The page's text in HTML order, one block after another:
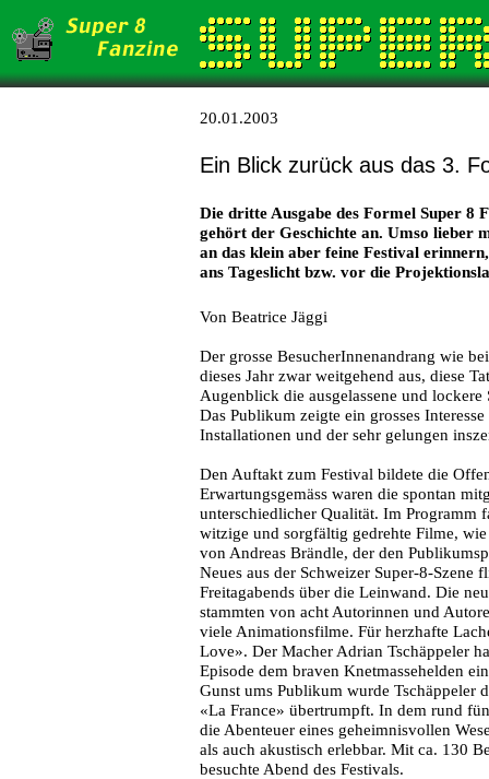
20.01.2003
Ein Blick zurück aus das 3.
Die dritte Ausgabe des Formel Super 8
gehört der Geschichte an. Umso lieber
an das klein aber feine Festival
ans Tageslicht bzw. vor die
Von Beatrice Jäggi
Der grosse BesucherInnenandrang wie
dieses Jahr zwar weitgehend aus, diese
Augenblick die ausgelassene und
Das Publikum zeigte ein grosses
Installationen und der sehr gelungen
Den Auftakt zum Festival bildete die
Erwartungsgemäss waren die spontan
unterschiedlicher Qualität. Im Programm
witzige und sorgfältig gedrehte Filme,
von Andreas Brändle, der den
Neues aus der Schweizer Super-8-Szene
Freitagabends über die Leinwand. Die
stammten von acht Autorinnen und
viele Animationsfilme. Für herzhafte
Love». Der Macher Adrian Tschäppeler
Episode dem braven Knetmassehelden
Gunst ums Publikum wurde Tschäppeler
«La France» übertrumpft. In dem rund
die Abenteuer eines geheimnisvollen
als auch akustisch erlebbar. Mit ca. 130
besuchte Abend des Festivals.